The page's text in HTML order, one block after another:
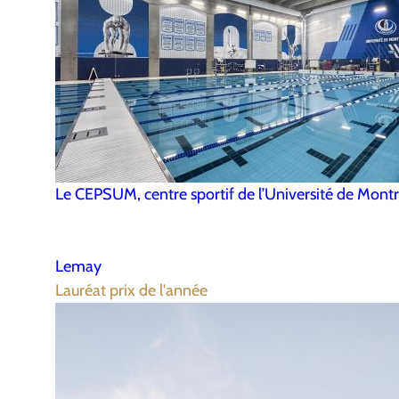
Le CEPSUM, centre sportif de l’Université de
Lemay
Lauréat prix de l'année